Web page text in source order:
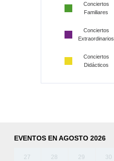
Conciertos
Familiares
Conciertos
Extraordinarios
Conciertos
Didácticos
EVENTOS EN AGOSTO 2026
27 28 29 30